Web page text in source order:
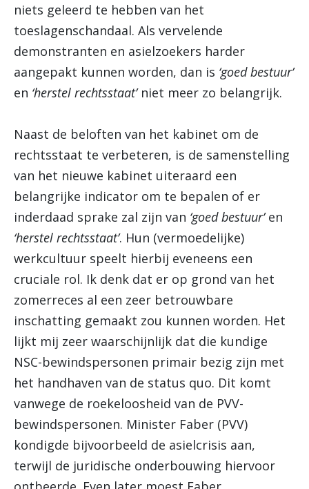
niets geleerd te hebben van het
toeslagenschandaal. Als vervelende
demonstranten en asielzoekers harder
aangepakt kunnen worden, dan is ‘goed bestuur’
en ‘herstel rechtsstaat’niet meer zo belangrijk.
Naast de beloften van het kabinet om de
rechtsstaat te verbeteren, is de samenstelling
van het nieuwe kabinet uiteraard een
belangrijke indicator om te bepalen of er
inderdaad sprake zal zijn van ‘goed bestuur’en
‘herstel rechtsstaat’. Hun (vermoedelijke)
werkcultuur speelt hierbij eveneens een
cruciale rol. Ik denk dat er op grond van het
zomerreces al een zeer betrouwbare
inschatting gemaakt zou kunnen worden. Het
lijkt mij zeer waarschijnlijk dat die kundige
NSC-bewindspersonen primair bezig zijn met
het handhaven van de status quo. Dit komt
vanwege de roekeloosheid van de PVV-
bewindspersonen. Minister Faber (PVV)
kondigde bijvoorbeeld de asielcrisis aan,
terwijl de juridische onderbouwing hiervoor